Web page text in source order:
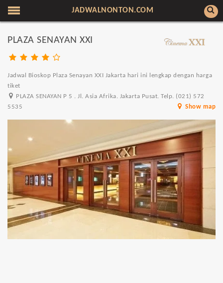
JADWALNONTON.COM
PLAZA SENAYAN XXI
Jadwal Bioskop Plaza Senayan XXI Jakarta hari ini lengkap dengan harga
tiket
PLAZA SENAYAN P 5 . Jl. Asia Afrika. Jakarta Pusat. Telp. (021) 572
5535
Show map